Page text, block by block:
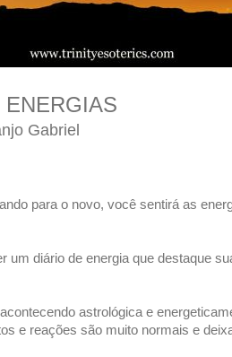
Gabriel
para o novo, você sentirá as
um diário de energia que destaque
astrológica e
e reações são muito normais e